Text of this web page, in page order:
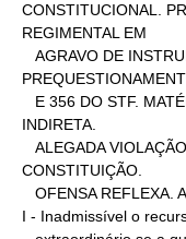
CONSTITUCIONAL.
REGIMENTAL EM
INDIRETA.
CONSTITUIÇÃO.
I - Inadmissível o